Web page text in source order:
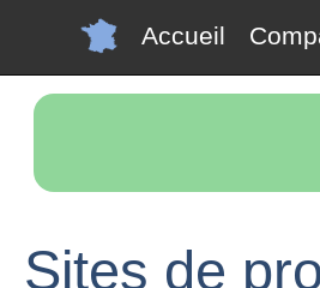
Accueil
Sites de